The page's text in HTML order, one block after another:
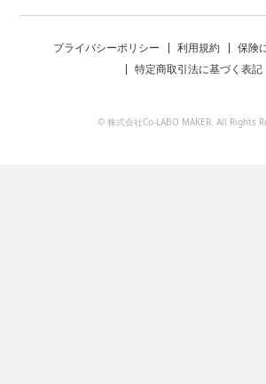
プライバシーポリシー 利用規約
保険
特定商取引法に基づく表記
© 株式会社Co-LABO MAKER. All Rights